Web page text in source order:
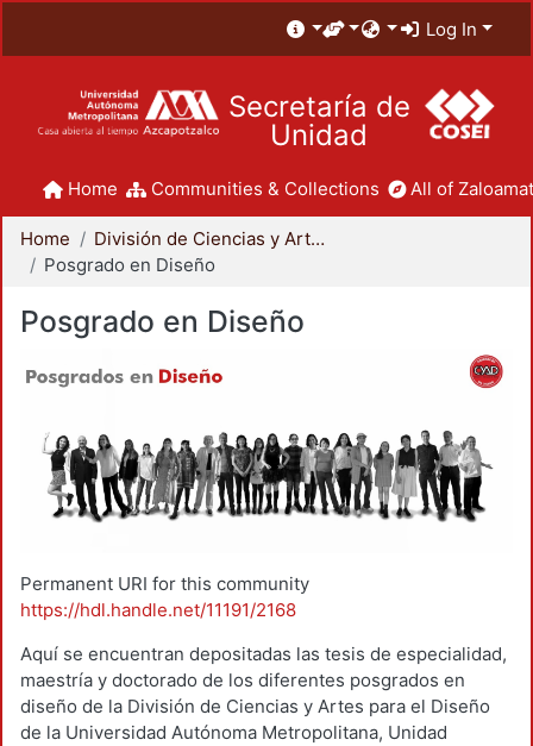
Log In
Secretaría de
Unidad
Home Communities & Collections All of
Home
División de Ciencias y Artes para el Diseño
Posgrado en Diseño
Posgrado en Diseño
Permanent URI for this community
https://hdl.handle.net/11191/2168
Aquí se encuentran depositadas las tesis de especialidad,
maestría y doctorado de los diferentes posgrados en
diseño de la División de Ciencias y Artes para el Diseño
de la Universidad Autónoma Metropolitana, Unidad